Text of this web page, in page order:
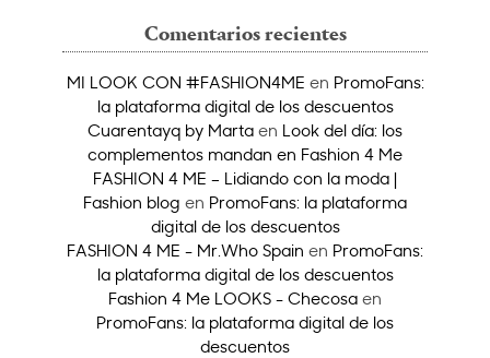
Comentarios recientes
MI LOOK CON #FASHION4ME en PromoFans:
la plataforma digital de los descuentos
Cuarentayq by Marta en Look del día: los
complementos mandan en Fashion 4 Me
FASHION 4 ME – Lidiando con la moda |
Fashion blog en PromoFans: la plataforma
digital de los descuentos
FASHION 4 ME - Mr.Who Spain en PromoFans:
la plataforma digital de los descuentos
Fashion 4 Me LOOKS - Checosa en
PromoFans: la plataforma digital de los
descuentos